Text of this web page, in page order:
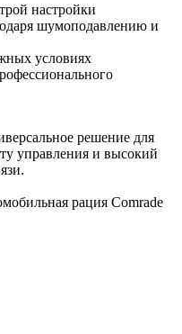
настройки
шумоподавлению и
условиях
решение для
управления и высокий
рация Comrade